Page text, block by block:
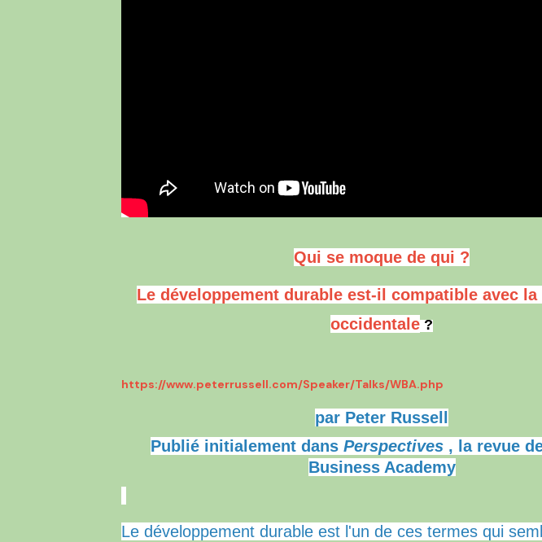
Qui se moque de qui ?
Le développement durable est-il compatible avec
occidentale?
https://www.peterrussell.com/Speaker/Talks/WBA.php
par Peter Russell
Publié initialement dans Perspectives, la revue
Business Academy
Le développement durable est l'un de ces termes qui